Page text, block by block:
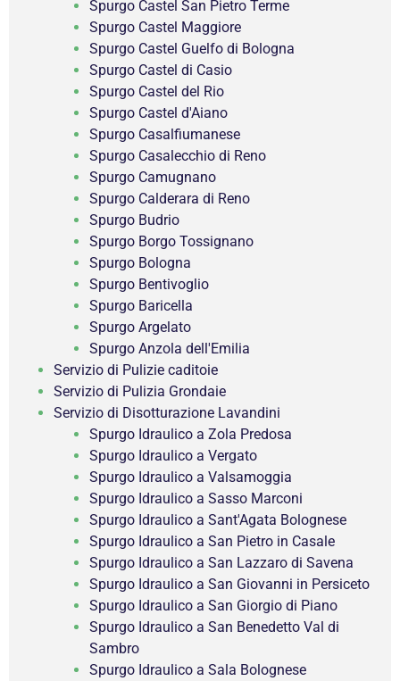
Spurgo Castel San Pietro Terme
Spurgo Castel Maggiore
Spurgo Castel Guelfo di Bologna
Spurgo Castel di Casio
Spurgo Castel del Rio
Spurgo Castel d'Aiano
Spurgo Casalfiumanese
Spurgo Casalecchio di Reno
Spurgo Camugnano
Spurgo Calderara di Reno
Spurgo Budrio
Spurgo Borgo Tossignano
Spurgo Bologna
Spurgo Bentivoglio
Spurgo Baricella
Spurgo Argelato
Spurgo Anzola dell'Emilia
Servizio di Pulizie caditoie
Servizio di Pulizia Grondaie
Servizio di Disotturazione Lavandini
Spurgo Idraulico a Zola Predosa
Spurgo Idraulico a Vergato
Spurgo Idraulico a Valsamoggia
Spurgo Idraulico a Sasso Marconi
Spurgo Idraulico a Sant'Agata Bolognese
Spurgo Idraulico a San Pietro in Casale
Spurgo Idraulico a San Lazzaro di Savena
Spurgo Idraulico a San Giovanni in Persiceto
Spurgo Idraulico a San Giorgio di Piano
Spurgo Idraulico a San Benedetto Val di
Sambro
Spurgo Idraulico a Sala Bolognese